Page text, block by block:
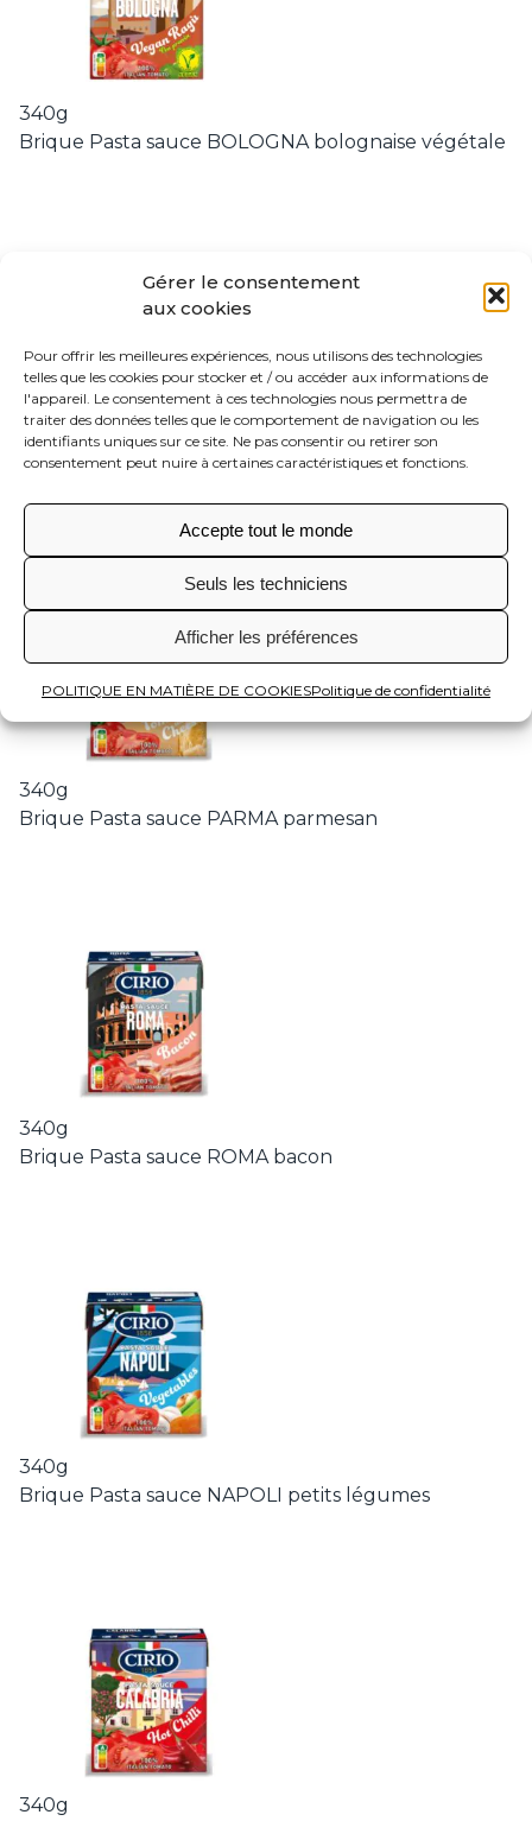
Gérer le consentement
aux cookies
Pour offrir les meilleures expériences, nous utilisons des technologies
telles que les cookies pour stocker et / ou accéder aux informations de
l'appareil. Le consentement à ces technologies nous permettra de
traiter des données telles que le comportement de navigation ou les
identifiants uniques sur ce site. Ne pas consentir ou retirer son
consentement peut nuire à certaines caractéristiques et fonctions.
Accepte tout le monde
Seuls les techniciens
Afficher les préférences
POLITIQUE EN MATIÈRE DE COOKIESPolitique de confidentialité
340g
Brique Pasta sauce BOLOGNA bolognaise végétale
340g
340g
Brique Pasta sauce PARMA parmesan
340g
Brique Pasta sauce ROMA bacon
340g
Brique Pasta sauce NAPOLI petits légumes
340g